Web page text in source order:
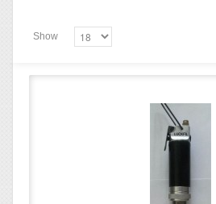
Show